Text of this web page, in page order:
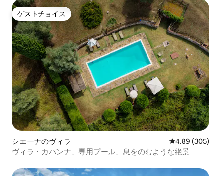
ゲストチョイス
ゲストチョイス
シエーナのヴィラ レビュー305
4.89 (305)
ヴィラ・カパンナ、専用プール、息をのむような絶景